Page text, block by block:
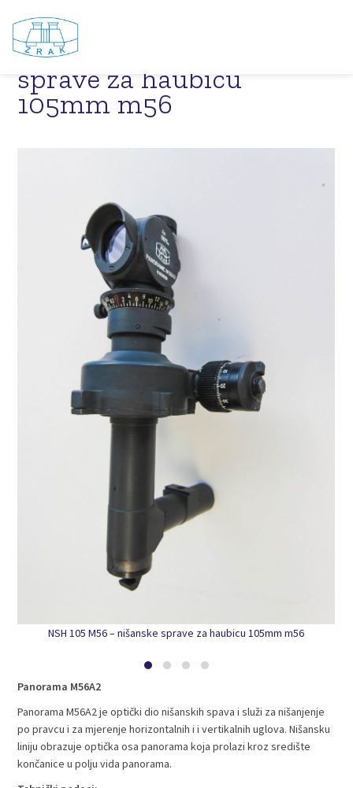
NSH 105 M56 – nišanske
sprave za haubicu
105mm m56
NSH 105 M56 – nišanske sprave za haubicu 105mm m56
Panorama M56A2
Panorama M56A2 je optički dio nišanskih spava i služi za nišanjenje
po pravcu i za mjerenje horizontalnih i i vertikalnih uglova. Nišansku
liniju obrazuje optička osa panorama koja prolazi kroz središte
končanice u polju vida panorama.